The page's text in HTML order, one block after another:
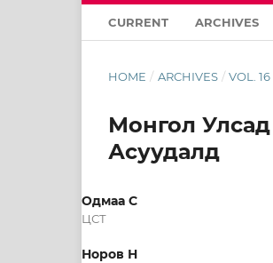
CURRENT ARCHIVES
HOME / ARCHIVES / VOL.
Монгол
Асуудалд
Одмаа С
ЦСТ
Норов Н